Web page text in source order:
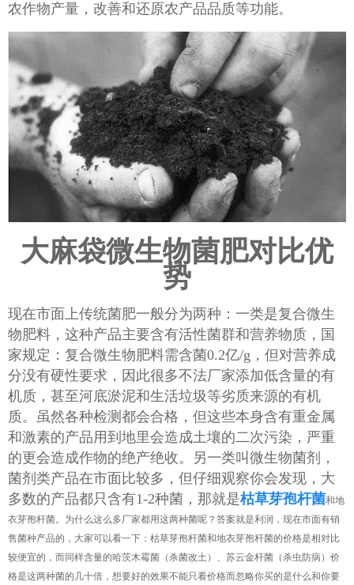
农作物产量，改善和还原农产品品质等功能。
大麻袋微生物菌肥对比优
势
现在市面上传统菌肥一般分为两种：一类是复合微生
物肥料，这种产品主要含有活性菌群和营养物质，国
家规定：复合微生物肥料需含菌0.2亿/g，但对营养成
分没有硬性要求，因此很多不法厂家添加低含量的有
机质，甚至河底淤泥和生活垃圾等劣质来源的有机
质。虽然各种检测都会合格，但这些本身含有重金属
和激素的产品用到地里会造成土壤的二次污染，严重
的更会造成作物的绝产绝收。另一类叫微生物菌剂，
菌剂类产品在市面比较多，但仔细观察你会发现，大
多数的产品都只含有1-2种菌，那就是枯草芽孢杆菌和地
衣芽孢杆菌。为什么这么多厂家都用这两种菌呢？答案就是利润，现在市面有销
售菌种产品的，大家可以看一下：枯草芽孢杆菌和地衣芽孢杆菌的价格是相对比
较便宜的，而同样含量的哈茨木霉菌（杀菌改土）、苏云金杆菌（杀虫防病）价
格是这两种菌的几十倍，想要好的效果不能只看价格而忽略你买的是什么和你要